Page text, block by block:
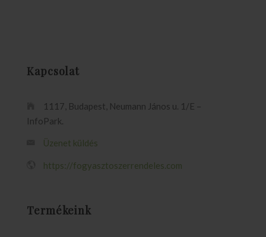
Kapcsolat
1117, Budapest, Neumann János u. 1/E –
InfoPark.
Üzenet küldés
https://fogyasztoszerrendeles.com
Termékeink